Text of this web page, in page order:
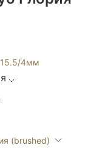
15.5/4мм
(brushed)